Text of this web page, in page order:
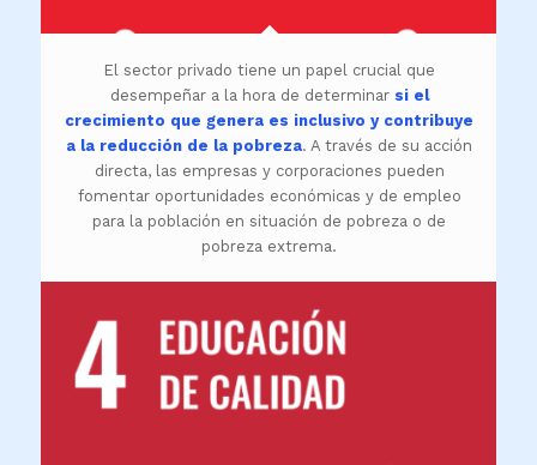
El sector privado tiene un papel crucial que
desempeñar a la hora de determinar si el
crecimiento que genera es inclusivo y contribuye
a la reducción de la pobreza. A través de su acción
directa, las empresas y corporaciones pueden
fomentar oportunidades económicas y de empleo
para la población en situación de pobreza o de
pobreza extrema.